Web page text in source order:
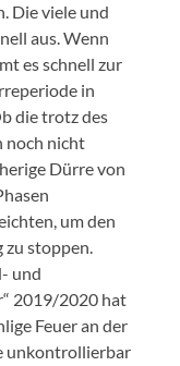
Die viele und
aus. Wenn
es schnell zur
in
die trotz des
noch nicht
Dürre von
um den
zu stoppen.
und
2019/2020 hat
Feuer an der
unkontrollierbar